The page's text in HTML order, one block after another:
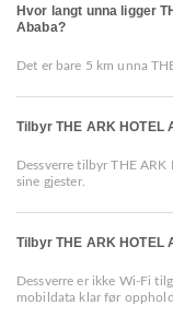
Hvor langt unna ligger
Ababa?
Det er bare 5 km unna
Tilbyr THE ARK
Dessverre tilbyr THE
sine gjester.
Tilbyr THE ARK HOTEL
Dessverre er ikke Wi-Fi
mobildata klar før